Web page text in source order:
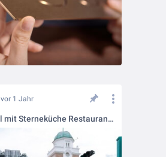
vor 1 Jahr
Designtempel mit Sterneküche Restaurant Born, Singapur (SG)